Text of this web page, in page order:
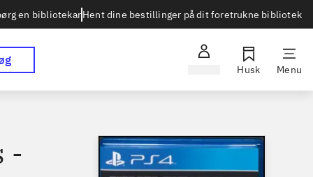
en bibliotekarHent dine bestillinger på dit foretrukne bibliotek
Husk Menu
-